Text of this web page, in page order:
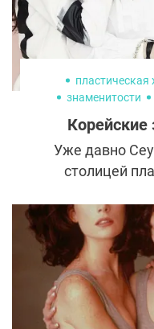
пластическая
знаменитости
Корейские
Уже давно
столицей
называют
туристы. В
клиник,
изменению и
внешности.